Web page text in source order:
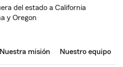
del estado a California
y Oregon
Nuestra misión Nuestro equipo